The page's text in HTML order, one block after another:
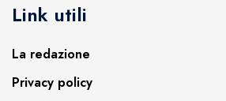
Link utili
La redazione
Privacy policy